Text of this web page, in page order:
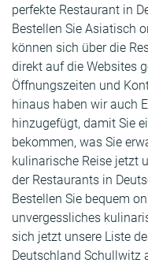
perfekte Restaurant in
Bestellen Sie Asiatisch
können sich über die
direkt auf die Websites
Öffnungszeiten und
hinaus haben wir auch
hinzugefügt, damit Sie
bekommen, was Sie
kulinarische Reise jetzt
der Restaurants in
Bestellen Sie bequem
unvergessliches
sich jetzt unsere Liste
Deutschland Schullwitz